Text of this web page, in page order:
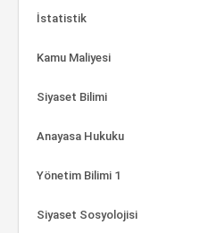
İstatistik
Kamu Maliyesi
Siyaset Bilimi
Anayasa Hukuku
Yönetim Bilimi 1
Siyaset Sosyolojisi